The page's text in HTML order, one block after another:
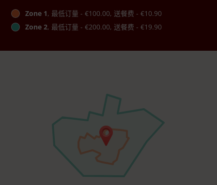
Zone 1, 最低订量 - €100.00, 送餐费 - €10.90
Zone 2, 最低订量 - €200.00, 送餐费 - €19.90